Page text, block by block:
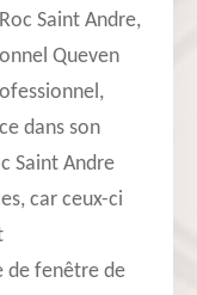
Saint Andre,
Queven
dans son
Saint Andre
car ceux-ci
de fenêtre de